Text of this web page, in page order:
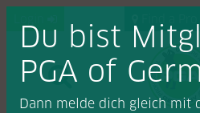
Du bist
PGA of
Dann melde dich gleich mit